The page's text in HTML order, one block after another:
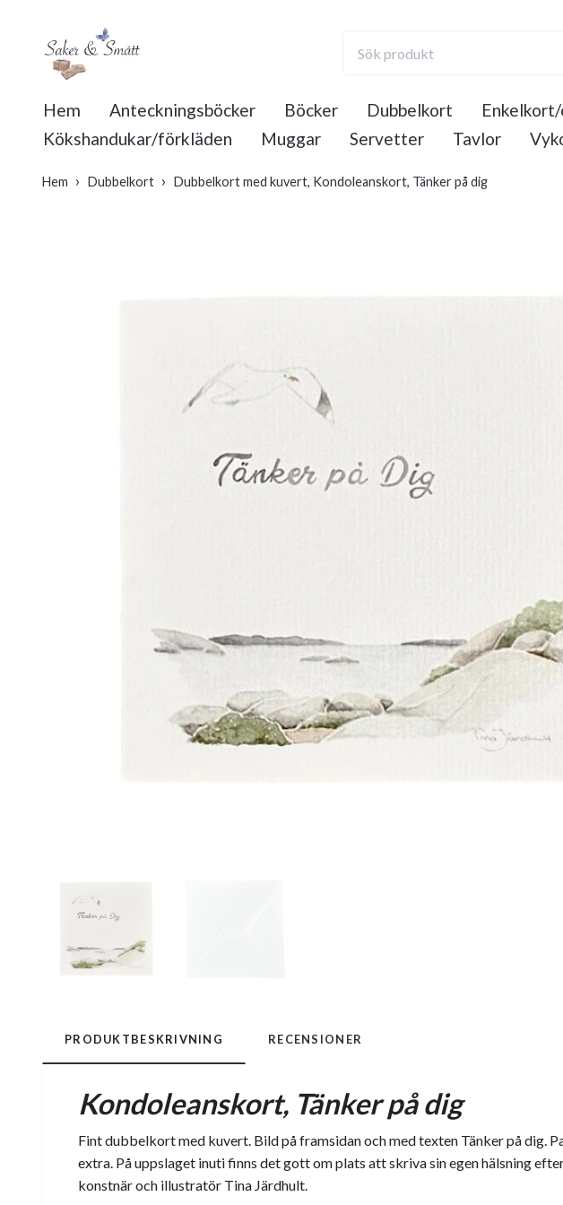
Hem Anteckningsböcker Böcker Dubbelkort
Kökshandukar/förkläden
Muggar Servetter Tavlor
Hem Dubbelkort Dubbelkort med kuvert, Kondoleanskort, Tänker på dig
PRODUKTBESKRIVNING RECENSIONER
Kondoleanskort, Tänker på dig
Fint dubbelkort med kuvert. Bild på framsidan och med texten Tänker på dig.
extra. På uppslaget inuti finns det gott om plats att skriva sin egen hälsning
konstnär och illustratör Tina Järdhult.